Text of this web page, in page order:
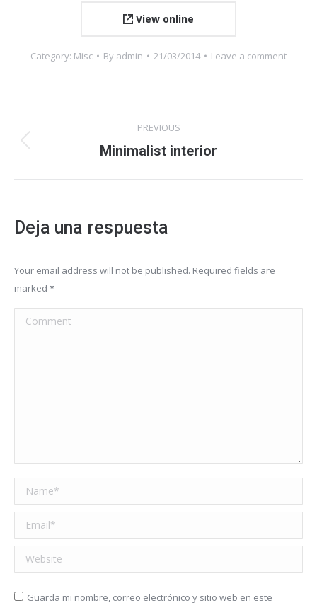
View online
Category: Misc By admin 21/03/2014 Leave a comment
entre
proyectos
PREVIOUS
Proyecto
Minimalist interior
Deja una respuesta
Your email address will not be published. Required fields are
marked *
Comment
Name *
Email *
Website
Guarda mi nombre, correo electrónico y sitio web en este